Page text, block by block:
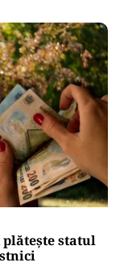
plătește statul